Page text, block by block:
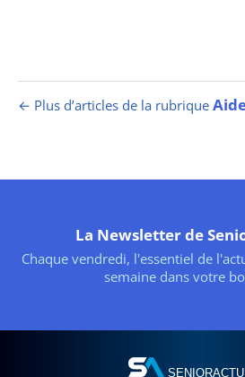
← Plus d’articles de la rubrique
La Newsletter de
Chaque vendredi, l'essentiel de
semaine dans votre